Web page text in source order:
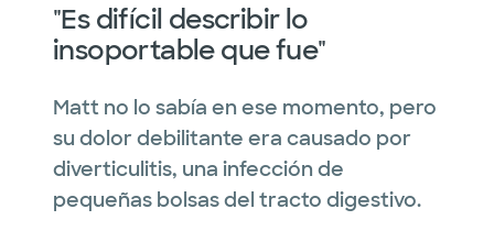
"Es difícil describir lo
insoportable que fue"
Matt no lo sabía en ese momento, pero
su dolor debilitante era causado por
diverticulitis, una infección de
pequeñas bolsas del tracto digestivo.